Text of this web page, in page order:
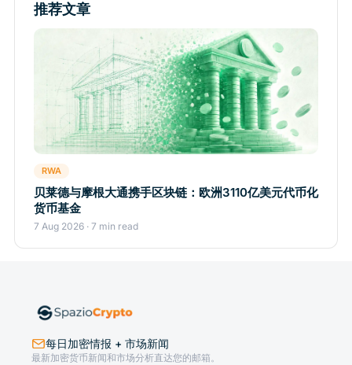
推荐文章
RWA
贝莱德与摩根大通携手区块链：欧洲3110亿美元代币化
货币基金
7 Aug 2026 · 7 min read
每日加密情报 + 市场新闻
最新加密货币新闻和市场分析直达您的邮箱。